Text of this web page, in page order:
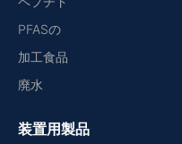
PFASの
加工食品
廃水
装置用製品